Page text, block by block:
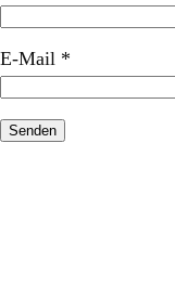
E-Mail *